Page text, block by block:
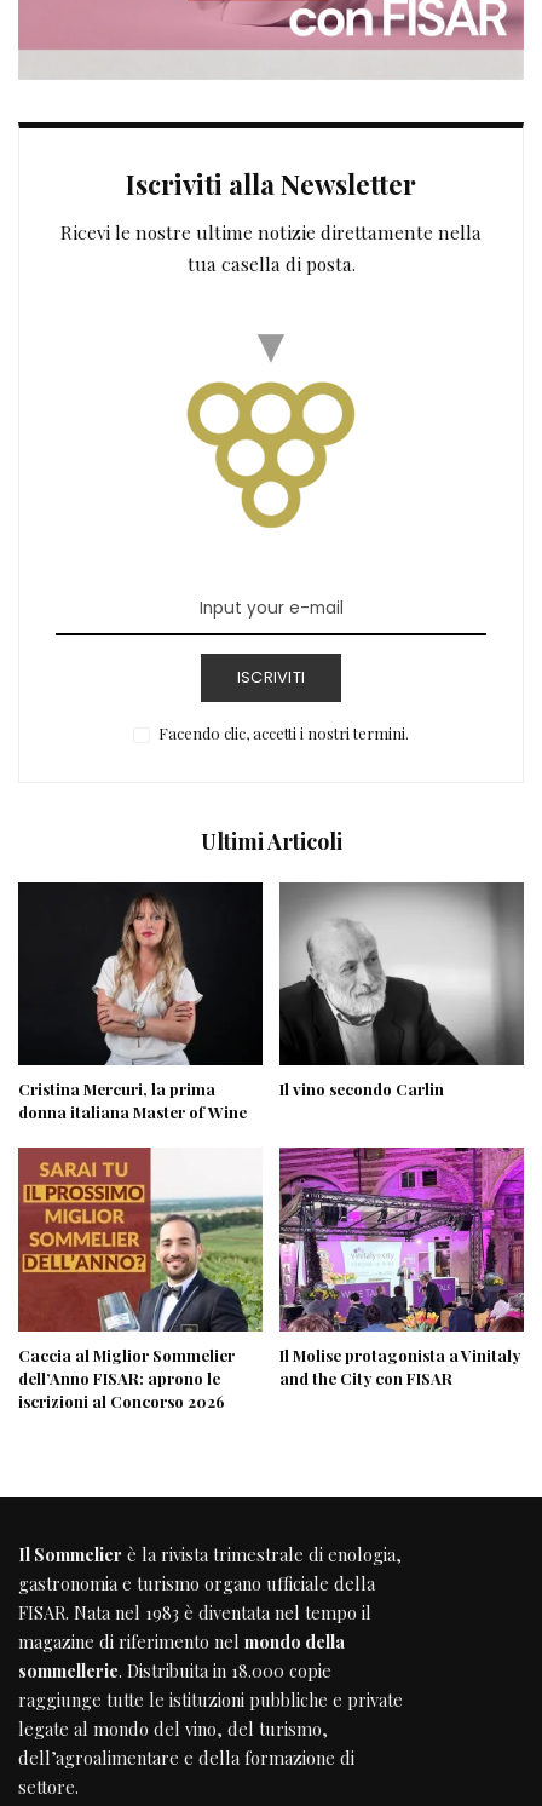
Iscriviti alla Newsletter
Ricevi le nostre ultime notizie direttamente nella
tua casella di posta.
ISCRIVITI
Facendo clic, accetti i nostri termini.
Ultimi Articoli
Cristina Mercuri, la prima
donna italiana Master of Wine
Il vino secondo Carlin
Caccia al Miglior Sommelier
dell’Anno FISAR: aprono le
iscrizioni al Concorso 2026
Il Molise protagonista a Vinitaly
and the City con FISAR
Il Sommelier è la rivista trimestrale di enologia,
gastronomia e turismo organo ufficiale della
FISAR. Nata nel 1983 è diventata nel tempo il
magazine di riferimento nel mondo della
sommellerie. Distribuita in 18.000 copie
raggiunge tutte le istituzioni pubbliche e private
legate al mondo del vino, del turismo,
dell’agroalimentare e della formazione di
settore.